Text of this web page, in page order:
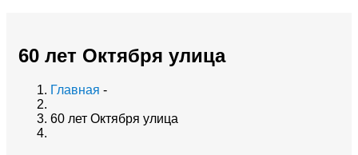
60 лет Октября улица
Главная -
60 лет Октября улица